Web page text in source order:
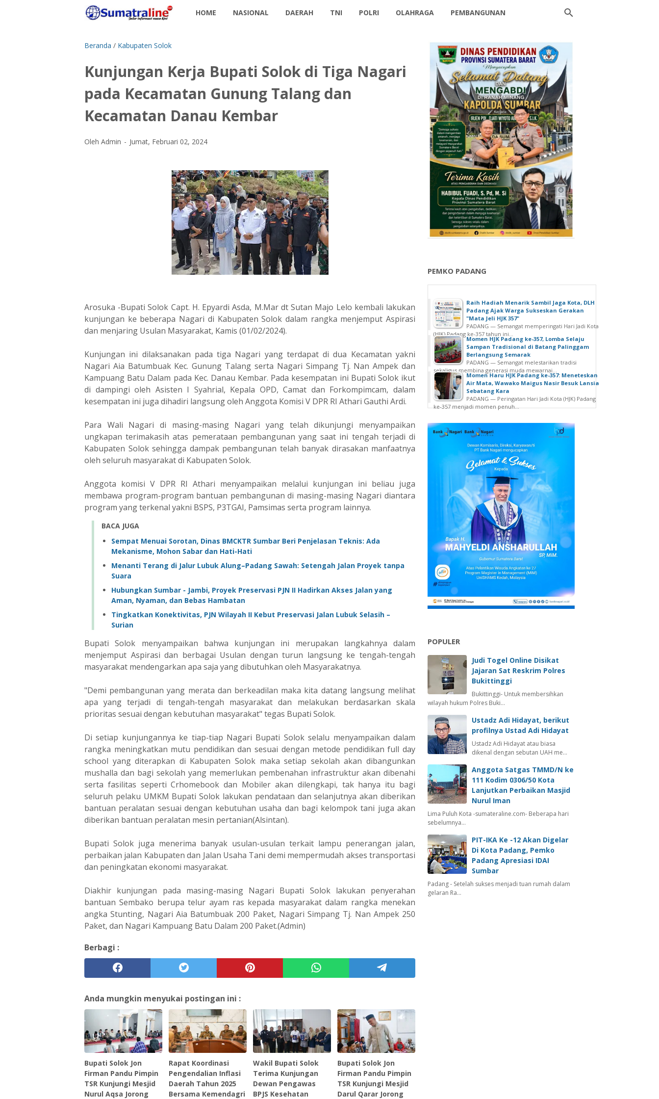
HOME NASIONAL DAERAH TNI POLRI OLAHRAGA PEMBANGUNAN
Beranda / Kabupaten Solok
Kunjungan Kerja Bupati Solok di Tiga Nagari
pada Kecamatan Gunung Talang dan
Kecamatan Danau Kembar
Oleh Admin Jumat, Februari 02, 2024
Arosuka -Bupati Solok Capt. H. Epyardi Asda, M.Mar dt Sutan Majo Lelo kembali lakukan
kunjungan ke beberapa Nagari di Kabupaten Solok dalam rangka menjemput Aspirasi
dan menjaring Usulan Masyarakat, Kamis (01/02/2024).
Kunjungan ini dilaksanakan pada tiga Nagari yang terdapat di dua Kecamatan yakni
Nagari Aia Batumbuak Kec. Gunung Talang serta Nagari Simpang Tj. Nan Ampek dan
Kampuang Batu Dalam pada Kec. Danau Kembar. Pada kesempatan ini Bupati Solok ikut
di dampingi oleh Asisten I Syahrial, Kepala OPD, Camat dan Forkompimcam, dalam
kesempatan ini juga dihadiri langsung oleh Anggota Komisi V DPR RI Athari Gauthi Ardi.
Para Wali Nagari di masing-masing Nagari yang telah dikunjungi menyampaikan
ungkapan terimakasih atas pemerataan pembangunan yang saat ini tengah terjadi di
Kabupaten Solok sehingga dampak pembangunan telah banyak dirasakan manfaatnya
oleh seluruh masyarakat di Kabupaten Solok.
Anggota komisi V DPR RI Athari menyampaikan melalui kunjungan ini beliau juga
membawa program-program bantuan pembangunan di masing-masing Nagari diantara
program yang terkenal yakni BSPS, P3TGAI, Pamsimas serta program lainnya.
BACA JUGA
Sempat Menuai Sorotan, Dinas BMCKTR Sumbar Beri Penjelasan Teknis: Ada
Mekanisme, Mohon Sabar dan Hati-Hati
Menanti Terang di Jalur Lubuk Alung–Padang Sawah: Setengah Jalan Proyek tanpa
Suara ‎
Hubungkan Sumbar - Jambi, Proyek Preservasi PJN II Hadirkan Akses Jalan yang
Aman, Nyaman, dan Bebas Hambatan
Tingkatkan Konektivitas, PJN Wilayah II Kebut Preservasi Jalan Lubuk Selasih –
Surian
Bupati Solok menyampaikan bahwa kunjungan ini merupakan langkahnya dalam
menjemput Aspirasi dan berbagai Usulan dengan turun langsung ke tengah-tengah
masyarakat mendengarkan apa saja yang dibutuhkan oleh Masyarakatnya.
"Demi pembangunan yang merata dan berkeadilan maka kita datang langsung melihat
apa yang terjadi di tengah-tengah masyarakat dan melakukan berdasarkan skala
prioritas sesuai dengan kebutuhan masyarakat" tegas Bupati Solok.
Di setiap kunjungannya ke tiap-tiap Nagari Bupati Solok selalu menyampaikan dalam
rangka meningkatkan mutu pendidikan dan sesuai dengan metode pendidikan full day
school yang diterapkan di Kabupaten Solok maka setiap sekolah akan dibangunkan
mushalla dan bagi sekolah yang memerlukan pembenahan infrastruktur akan dibenahi
serta fasilitas seperti Crhomebook dan Mobiler akan dilengkapi, tak hanya itu bagi
seluruh pelaku UMKM Bupati Solok lakukan pendataan dan selanjutnya akan diberikan
bantuan peralatan sesuai dengan kebutuhan usaha dan bagi kelompok tani juga akan
diberikan bantuan peralatan mesin pertanian(Alsintan).
Bupati Solok juga menerima banyak usulan-usulan terkait lampu penerangan jalan,
perbaikan jalan Kabupaten dan Jalan Usaha Tani demi mempermudah akses transportasi
dan peningkatan ekonomi masyarakat.
Diakhir kunjungan pada masing-masing Nagari Bupati Solok lakukan penyerahan
bantuan Sembako berupa telur ayam ras kepada masyarakat dalam rangka menekan
angka Stunting, Nagari Aia Batumbuak 200 Paket, Nagari Simpang Tj. Nan Ampek 250
Paket, dan Nagari Kampuang Batu Dalam 200 Paket.(Admin)
Berbagi :
Anda mungkin menyukai postingan ini :
Bupati Solok Jon
Firman Pandu Pimpin
TSR Kunjungi Mesjid
Nurul Aqsa Jorong
Rapat Koordinasi
Pengendalian Inflasi
Daerah Tahun 2025
Bersama Kemendagri
Wakil Bupati Solok
Terima Kunjungan
Dewan Pengawas
BPJS Kesehatan
Bupati Solok Jon
Firman Pandu Pimpin
TSR Kunjungi Mesjid
Darul Qarar Jorong
PEMKO PADANG
Raih Hadiah Menarik Sambil Jaga Kota, DLH
Padang Ajak Warga Sukseskan Gerakan
"Mata Jeli HJK 357"
PADANG — Semangat memperingati Hari Jadi Kota
(HJK) Padang ke-357 tahun ini...
Momen HJK Padang ke-357, Lomba Selaju
Sampan Tradisional di Batang Palinggam
Berlangsung Semarak
PADANG — Semangat melestarikan tradisi
sekaligus membina generasi muda mewarnai...
Momen Haru HJK Padang ke-357: Meneteskan
Air Mata, Wawako Maigus Nasir Besuk Lansia
Sebatang Kara
PADANG — Peringatan Hari Jadi Kota (HJK) Padang
ke-357 menjadi momen penuh...
POPULER
Judi Togel Online Disikat
Jajaran Sat Reskrim Polres
Bukittinggi
Bukittinggi- Untuk membersihkan
wilayah hukum Polres Buki…
Ustadz Adi Hidayat, berikut
profilnya Ustad Adi Hidayat
Ustadz Adi Hidayat atau biasa
dikenal dengan sebutan UAH me…
Anggota Satgas TMMD/N ke
111 Kodim 0306/50 Kota
Lanjutkan Perbaikan Masjid
Nurul Iman
Lima Puluh Kota -sumateraline.com- Beberapa hari
sebelumnya…
PIT-IKA Ke -12 Akan Digelar
Di Kota Padang, Pemko
Padang Apresiasi IDAI
Sumbar
Padang - Setelah sukses menjadi tuan rumah dalam
gelaran Ra…